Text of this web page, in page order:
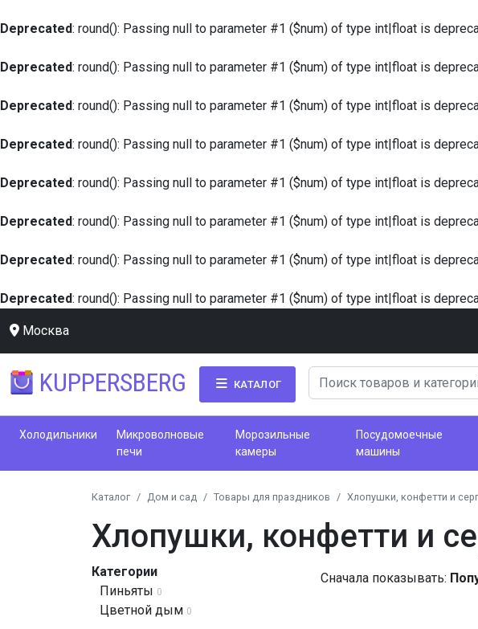
Deprecated: round(): Passing null to parameter #1 ($num) of type int|float is
Deprecated: round(): Passing null to parameter #1 ($num) of type int|float is
Deprecated: round(): Passing null to parameter #1 ($num) of type int|float is
Deprecated: round(): Passing null to parameter #1 ($num) of type int|float is
Deprecated: round(): Passing null to parameter #1 ($num) of type int|float is
Deprecated: round(): Passing null to parameter #1 ($num) of type int|float is
Deprecated: round(): Passing null to parameter #1 ($num) of type int|float is
Deprecated: round(): Passing null to parameter #1 ($num) of type int|float is
Москва
KUPPERSBERG КАТАЛОГ
Холодильники
Микроволновые
печи
Морозильные
камеры
Посудомоечные
машины
Каталог Дом и сад Товары для праздников Хлопушки, конфетти и
Хлопушки, конфетти и
Категории
Пиньяты 0
Цветной дым 0
Сначала показывать: